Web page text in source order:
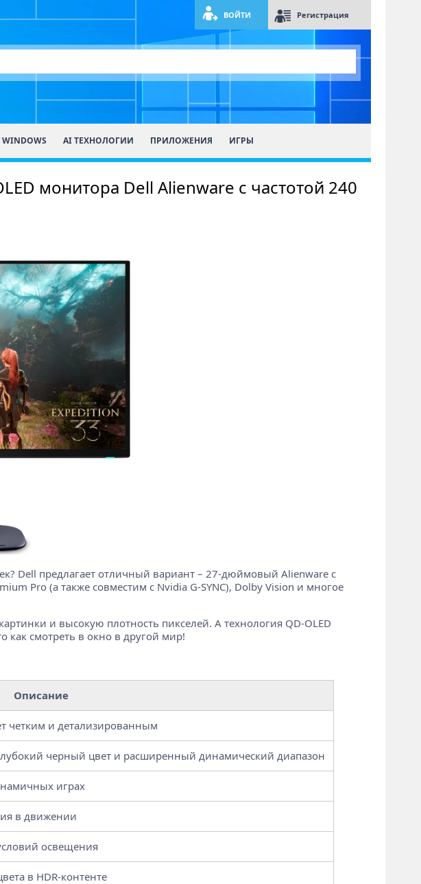
ВОЙТИ Регистрация
AI ТЕХНОЛОГИИ ПРИЛОЖЕНИЯ ИГРЫ
монитора Dell Alienware с частотой 240
Dell предлагает отличный вариант – 27-дюймовый Alienware с
Pro (а также совместим с Nvidia G-SYNC), Dolby Vision и многое
и высокую плотность пикселей. А технология QD-OLED
как смотреть в окно в другой мир!
Описание
четким и детализированным
черный цвет и расширенный динамический диапазон
играх
в движении
освещения
в HDR-контенте